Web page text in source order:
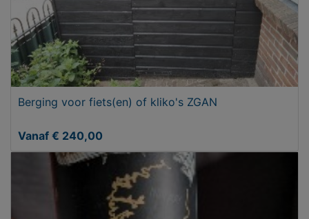
Berging voor fiets(en) of kliko's ZGAN
Vanaf € 240,00